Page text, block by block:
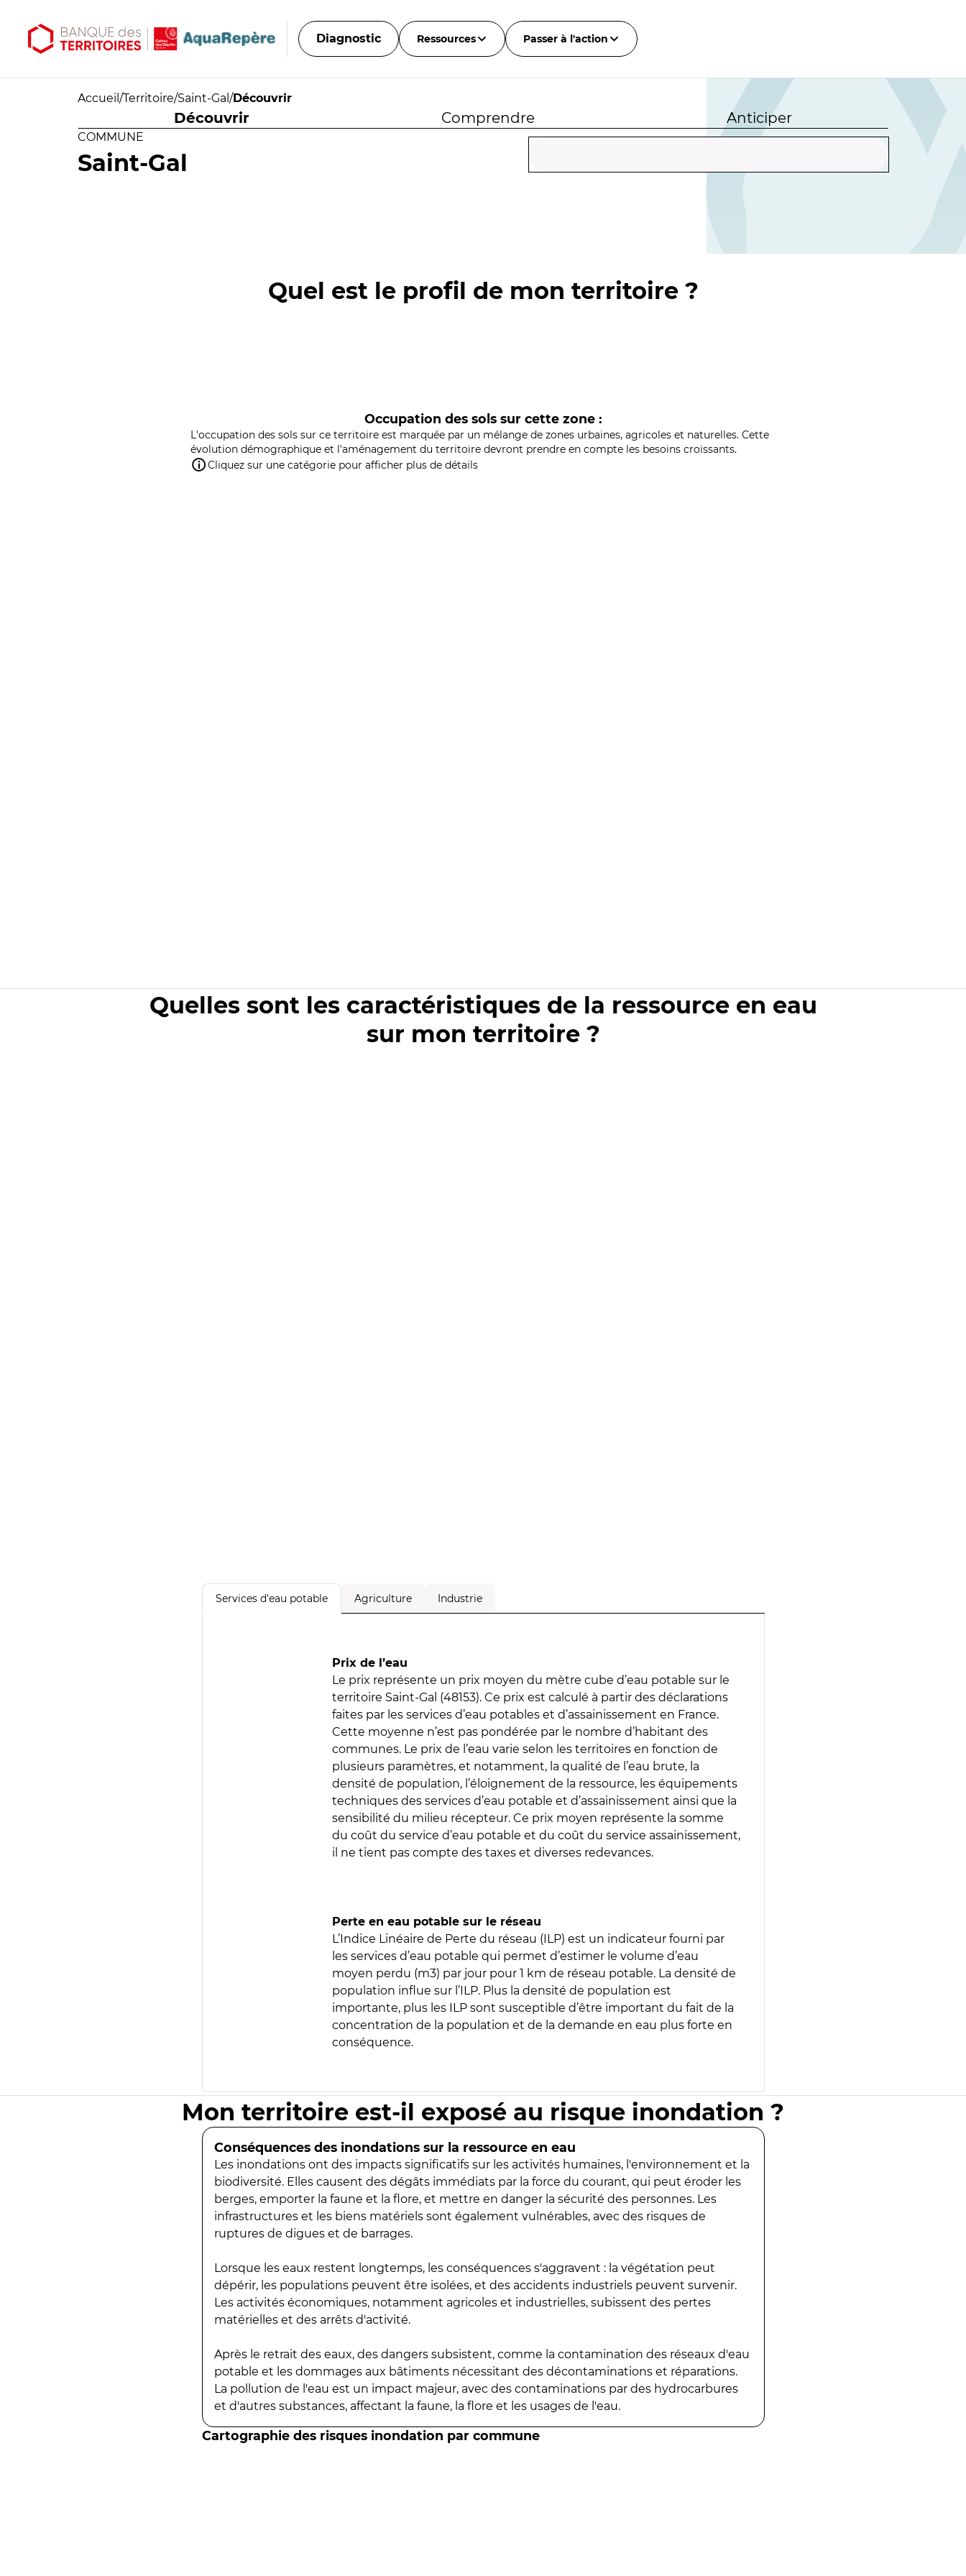
Diagnostic Ressources Passer à l'action
Accueil /Territoire/Saint-Gal /Découvrir
Découvrir Comprendre Anticiper
COMMUNE
Saint-Gal
Quel est le profil de mon territoire ?
Occupation des sols sur cette zone :
L'occupation des sols sur ce territoire est marquée par un mélange de zones urbaines, agricoles et naturelles. Cette
évolution démographique et l'aménagement du territoire devront prendre en compte les besoins croissants.
Cliquez sur une catégorie pour afficher plus de détails
Quelles sont les caractéristiques de la ressource en eau
sur mon territoire ?
Services d'eau potable Agriculture Industrie
Prix de l’eau
Le prix représente un prix moyen du mètre cube d’eau potable sur le
territoire Saint-Gal (48153). Ce prix est calculé à partir des déclarations
faites par les services d’eau potables et d’assainissement en France.
Cette moyenne n’est pas pondérée par le nombre d’habitant des
communes. Le prix de l’eau varie selon les territoires en fonction de
plusieurs paramètres, et notamment, la qualité de l’eau brute, la
densité de population, l’éloignement de la ressource, les équipements
techniques des services d’eau potable et d’assainissement ainsi que la
sensibilité du milieu récepteur. Ce prix moyen représente la somme
du coût du service d’eau potable et du coût du service assainissement,
il ne tient pas compte des taxes et diverses redevances.
Perte en eau potable sur le réseau
L’Indice Linéaire de Perte du réseau (ILP) est un indicateur fourni par
les services d’eau potable qui permet d’estimer le volume d’eau
moyen perdu (m3) par jour pour 1 km de réseau potable. La densité de
population influe sur l’ILP. Plus la densité de population est
importante, plus les ILP sont susceptible d’être important du fait de la
concentration de la population et de la demande en eau plus forte en
conséquence.
Mon territoire est-il exposé au risque inondation ?
Conséquences des inondations sur la ressource en eau
Les inondations ont des impacts significatifs sur les activités humaines, l'environnement et la
biodiversité. Elles causent des dégâts immédiats par la force du courant, qui peut éroder les
berges, emporter la faune et la flore, et mettre en danger la sécurité des personnes. Les
infrastructures et les biens matériels sont également vulnérables, avec des risques de
ruptures de digues et de barrages.
Lorsque les eaux restent longtemps, les conséquences s'aggravent : la végétation peut
dépérir, les populations peuvent être isolées, et des accidents industriels peuvent survenir.
Les activités économiques, notamment agricoles et industrielles, subissent des pertes
matérielles et des arrêts d'activité.
Après le retrait des eaux, des dangers subsistent, comme la contamination des réseaux d'eau
potable et les dommages aux bâtiments nécessitant des décontaminations et réparations.
La pollution de l'eau est un impact majeur, avec des contaminations par des hydrocarbures
et d'autres substances, affectant la faune, la flore et les usages de l'eau.
Cartographie des risques inondation par commune